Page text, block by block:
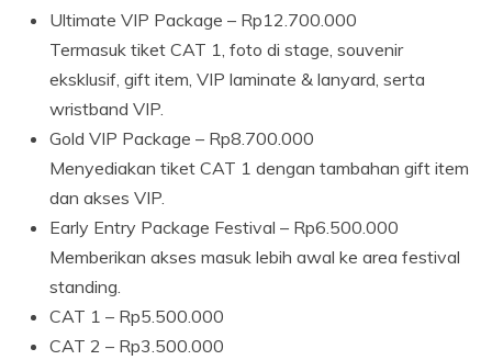
Ultimate VIP Package – Rp12.700.000
Termasuk tiket CAT 1, foto di stage, souvenir
eksklusif, gift item, VIP laminate & lanyard, serta
wristband VIP.
Gold VIP Package – Rp8.700.000
Menyediakan tiket CAT 1 dengan tambahan gift item
dan akses VIP.
Early Entry Package Festival – Rp6.500.000
Memberikan akses masuk lebih awal ke area festival
standing.
CAT 1 – Rp5.500.000
CAT 2 – Rp3.500.000